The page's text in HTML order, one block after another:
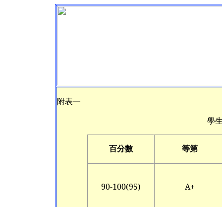
附表一
學
百分數 等第
90-100(95) A+